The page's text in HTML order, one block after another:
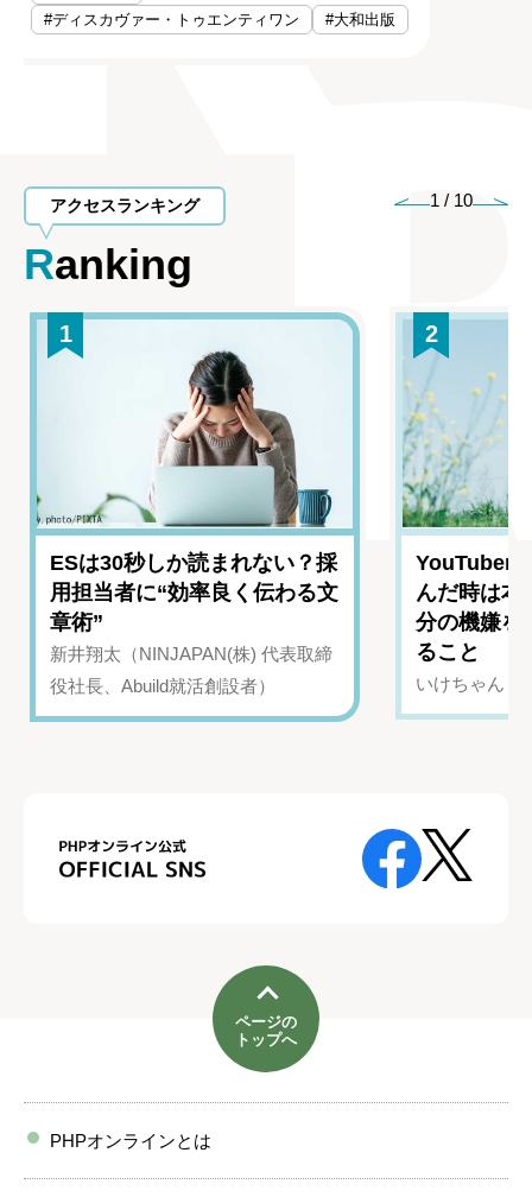
#ディスカヴァー・トゥエンティワン
#大和出版
アクセスランキング
Ranking
1 / 10
1
ESは30秒しか読まれない？採
用担当者に“効率良く伝わる文
章術”
新井翔太（NINJAPAN(株) 代表取締
役社長、Abuild就活創設者）
2
YouTuber
んだ時は
分の機嫌を
ること
いけちゃん（
ページの
トップへ
PHPオンラインとは